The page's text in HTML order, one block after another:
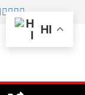
HI